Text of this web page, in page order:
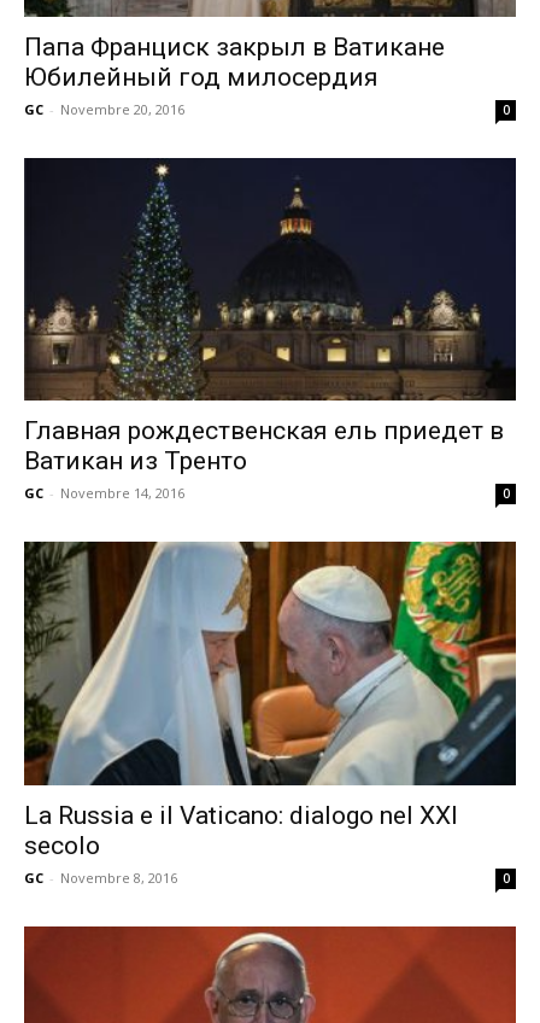
Папа Франциск закрыл в Ватикане
Юбилейный год милосердия
GC - Novembre 20, 2016 0
Главная рождественская ель приедет в
Ватикан из Тренто
GC - Novembre 14, 2016 0
La Russia e il Vaticano: dialogo nel XXI
secolo
GC - Novembre 8, 2016 0